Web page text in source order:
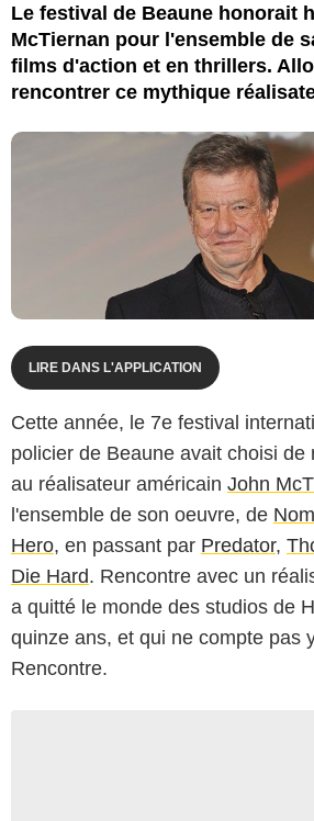
Le festival de Beaune honorait
McTiernan pour l'ensemble de
films d'action et en thrillers.
rencontrer ce mythique
LIRE DANS L'APPLICATION
Cette année, le 7e festival
policier de Beaune avait choisi de
au réalisateur américain John
l'ensemble de son oeuvre, de
Hero, en passant par Predator,
Die Hard. Rencontre avec un
a quitté le monde des studios de
quinze ans, et qui ne compte pas
Rencontre.